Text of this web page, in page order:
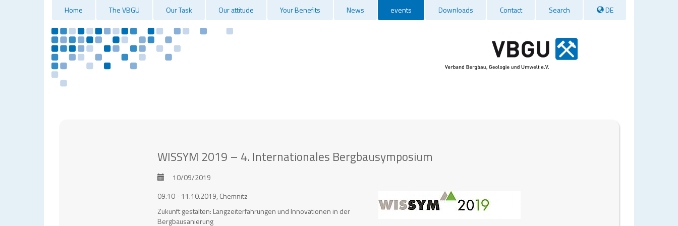
Home The VBGU Our Task Our attitude Your Benefits News events Downloads Contact Search DE
WISSYM 2019 – 4. Internationales Bergbausymposium
10/09/2019
09.10 - 11.10.2019, Chemnitz
Zukunft gestalten: Langzeiterfahrungen und Innovationen in der
Bergbausanierung